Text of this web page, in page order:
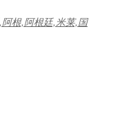
根,阿根廷,米莱,国